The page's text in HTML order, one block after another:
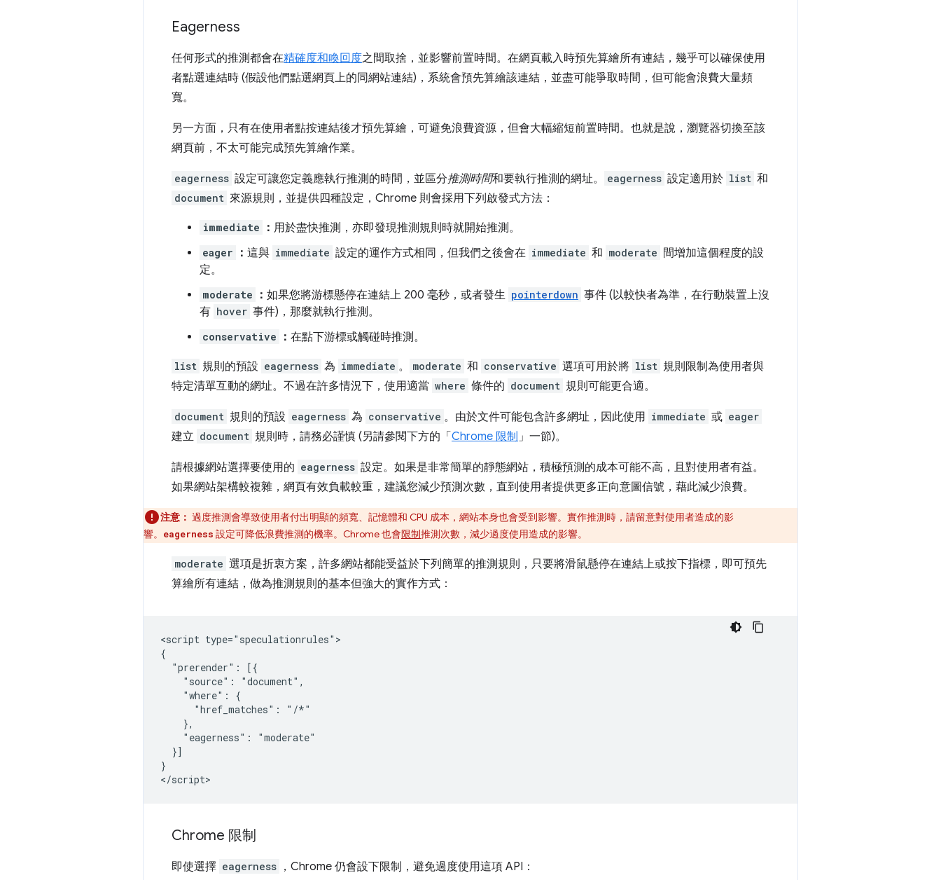
Eagerness
任何形式的推測都會在精確度和喚回度之間取捨，並影響前置時間。在網頁載入時預先算繪所有連結，幾乎可以確保使用
者點選連結時 (假設他們點選網頁上的同網站連結)，系統會預先算繪該連結，並盡可能爭取時間，但可能會浪費大量頻
寬。
另一方面，只有在使用者點按連結後才預先算繪，可避免浪費資源，但會大幅縮短前置時間。也就是說，瀏覽器切換至該
網頁前，不太可能完成預先算繪作業。
eagerness 設定可讓您定義應執行推測的時間，並區分推測時間和要執行推測的網址。 eagerness 設定適用於 list 和
document 來源規則，並提供四種設定，Chrome 則會採用下列啟發式方法：
immediate ： 用於盡快推測，亦即發現推測規則時就開始推測。
eager ： 這與 immediate 設定的運作方式相同，但我們之後會在 immediate 和 moderate 間增加這個程度的設
定。
moderate ： 如果您將游標懸停在連結上 200 毫秒，或者發生 pointerdown 事件 (以較快者為準，在行動裝置上沒
有 hover 事件)，那麼就執行推測。
conservative ： 在點下游標或觸碰時推測。
list 規則的預設 eagerness 為 immediate 。 moderate 和 conservative 選項可用於將 list 規則限制為使用者與
特定清單互動的網址。不過在許多情況下，使用適當 where 條件的 document 規則可能更合適。
document 規則的預設 eagerness 為 conservative 。由於文件可能包含許多網址，因此使用 immediate 或 eager
建立 document 規則時，請務必謹慎 (另請參閱下方的「 Chrome 限制 」一節)。
請根據網站選擇要使用的 eagerness 設定。如果是非常簡單的靜態網站，積極預測的成本可能不高，且對使用者有益。
如果網站架構較複雜，網頁有效負載較重，建議您減少預測次數，直到使用者提供更多正向意圖信號，藉此減少浪費。
注意： 過度推測會導致使用者付出明顯的頻寬、記憶體和 CPU 成本，網站本身也會受到影響。實作推測時，請留意對使用者造成的影
響。
eagerness 設定可降低浪費推測的機率。Chrome 也會限制推測次數，減少過度使用造成的影響。
moderate 選項是折衷方案，許多網站都能受益於下列簡單的推測規則，只要將滑鼠懸停在連結上或按下指標，即可預先
算繪所有連結，做為推測規則的基本但強大的實作方式：
<script type="speculationrules">
{
  "prerender": [{
    "source": "document",
    "where": {
      "href_matches": "/*"
    },
    "eagerness": "moderate"
  }]
}
Chrome 限制
即使選擇 eagerness ，Chrome 仍會設下限制，避免過度使用這項 API：